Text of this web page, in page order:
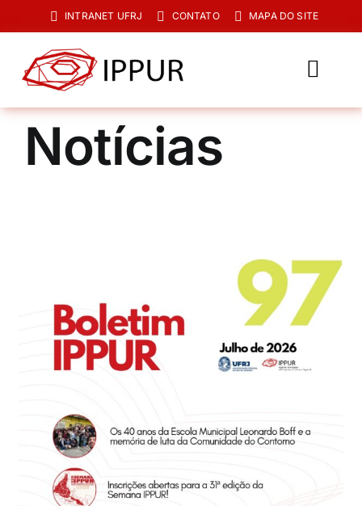
para
conteúdo
INTRANET UFRJ CONTATO MAPA DO SITE
O IPPUR
Graduação
Biblioteca
Eventos e Certificados
Buscar
resultados
Notícias